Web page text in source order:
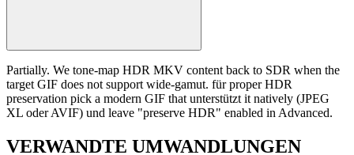
Partially. We tone-map HDR MKV content back to SDR when the
target GIF does not support wide-gamut. für proper HDR
preservation pick a modern GIF that unterstützt it natively (JPEG
XL oder AVIF) und leave "preserve HDR" enabled in Advanced.
VERWANDTE UMWANDLUNGEN